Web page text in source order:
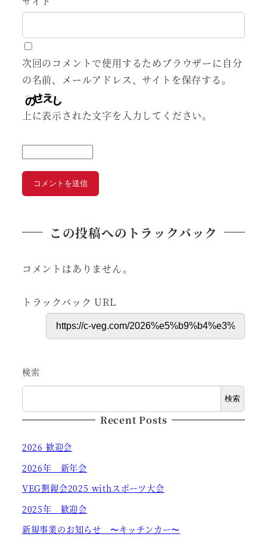
次回のコメントで使用するためブラウザーに自分
の名前、メールアドレス、サイトを保存する。
上に表示された文字を入力してください。
この投稿へのトラックバック
コメントはありません。
トラックバック URL
検索
検索
Recent Posts
2026 歓迎会
2026年 新年会
VEG懇親会2025 withスポーツ大会
2025年 歓迎会
新規事業のお知らせ 〜キッチンカー〜